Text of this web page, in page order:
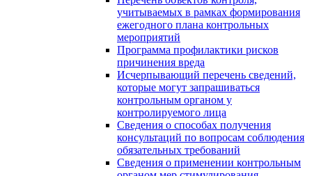
учитываемых в рамках формирования
ежегодного плана контрольных
мероприятий
Программа профилактики рисков
причинения вреда
Исчерпывающий перечень сведений,
которые могут запрашиваться
контрольным органом у
контролируемого лица
Сведения о способах получения
консультаций по вопросам соблюдения
обязательных требований
Сведения о применении контрольным